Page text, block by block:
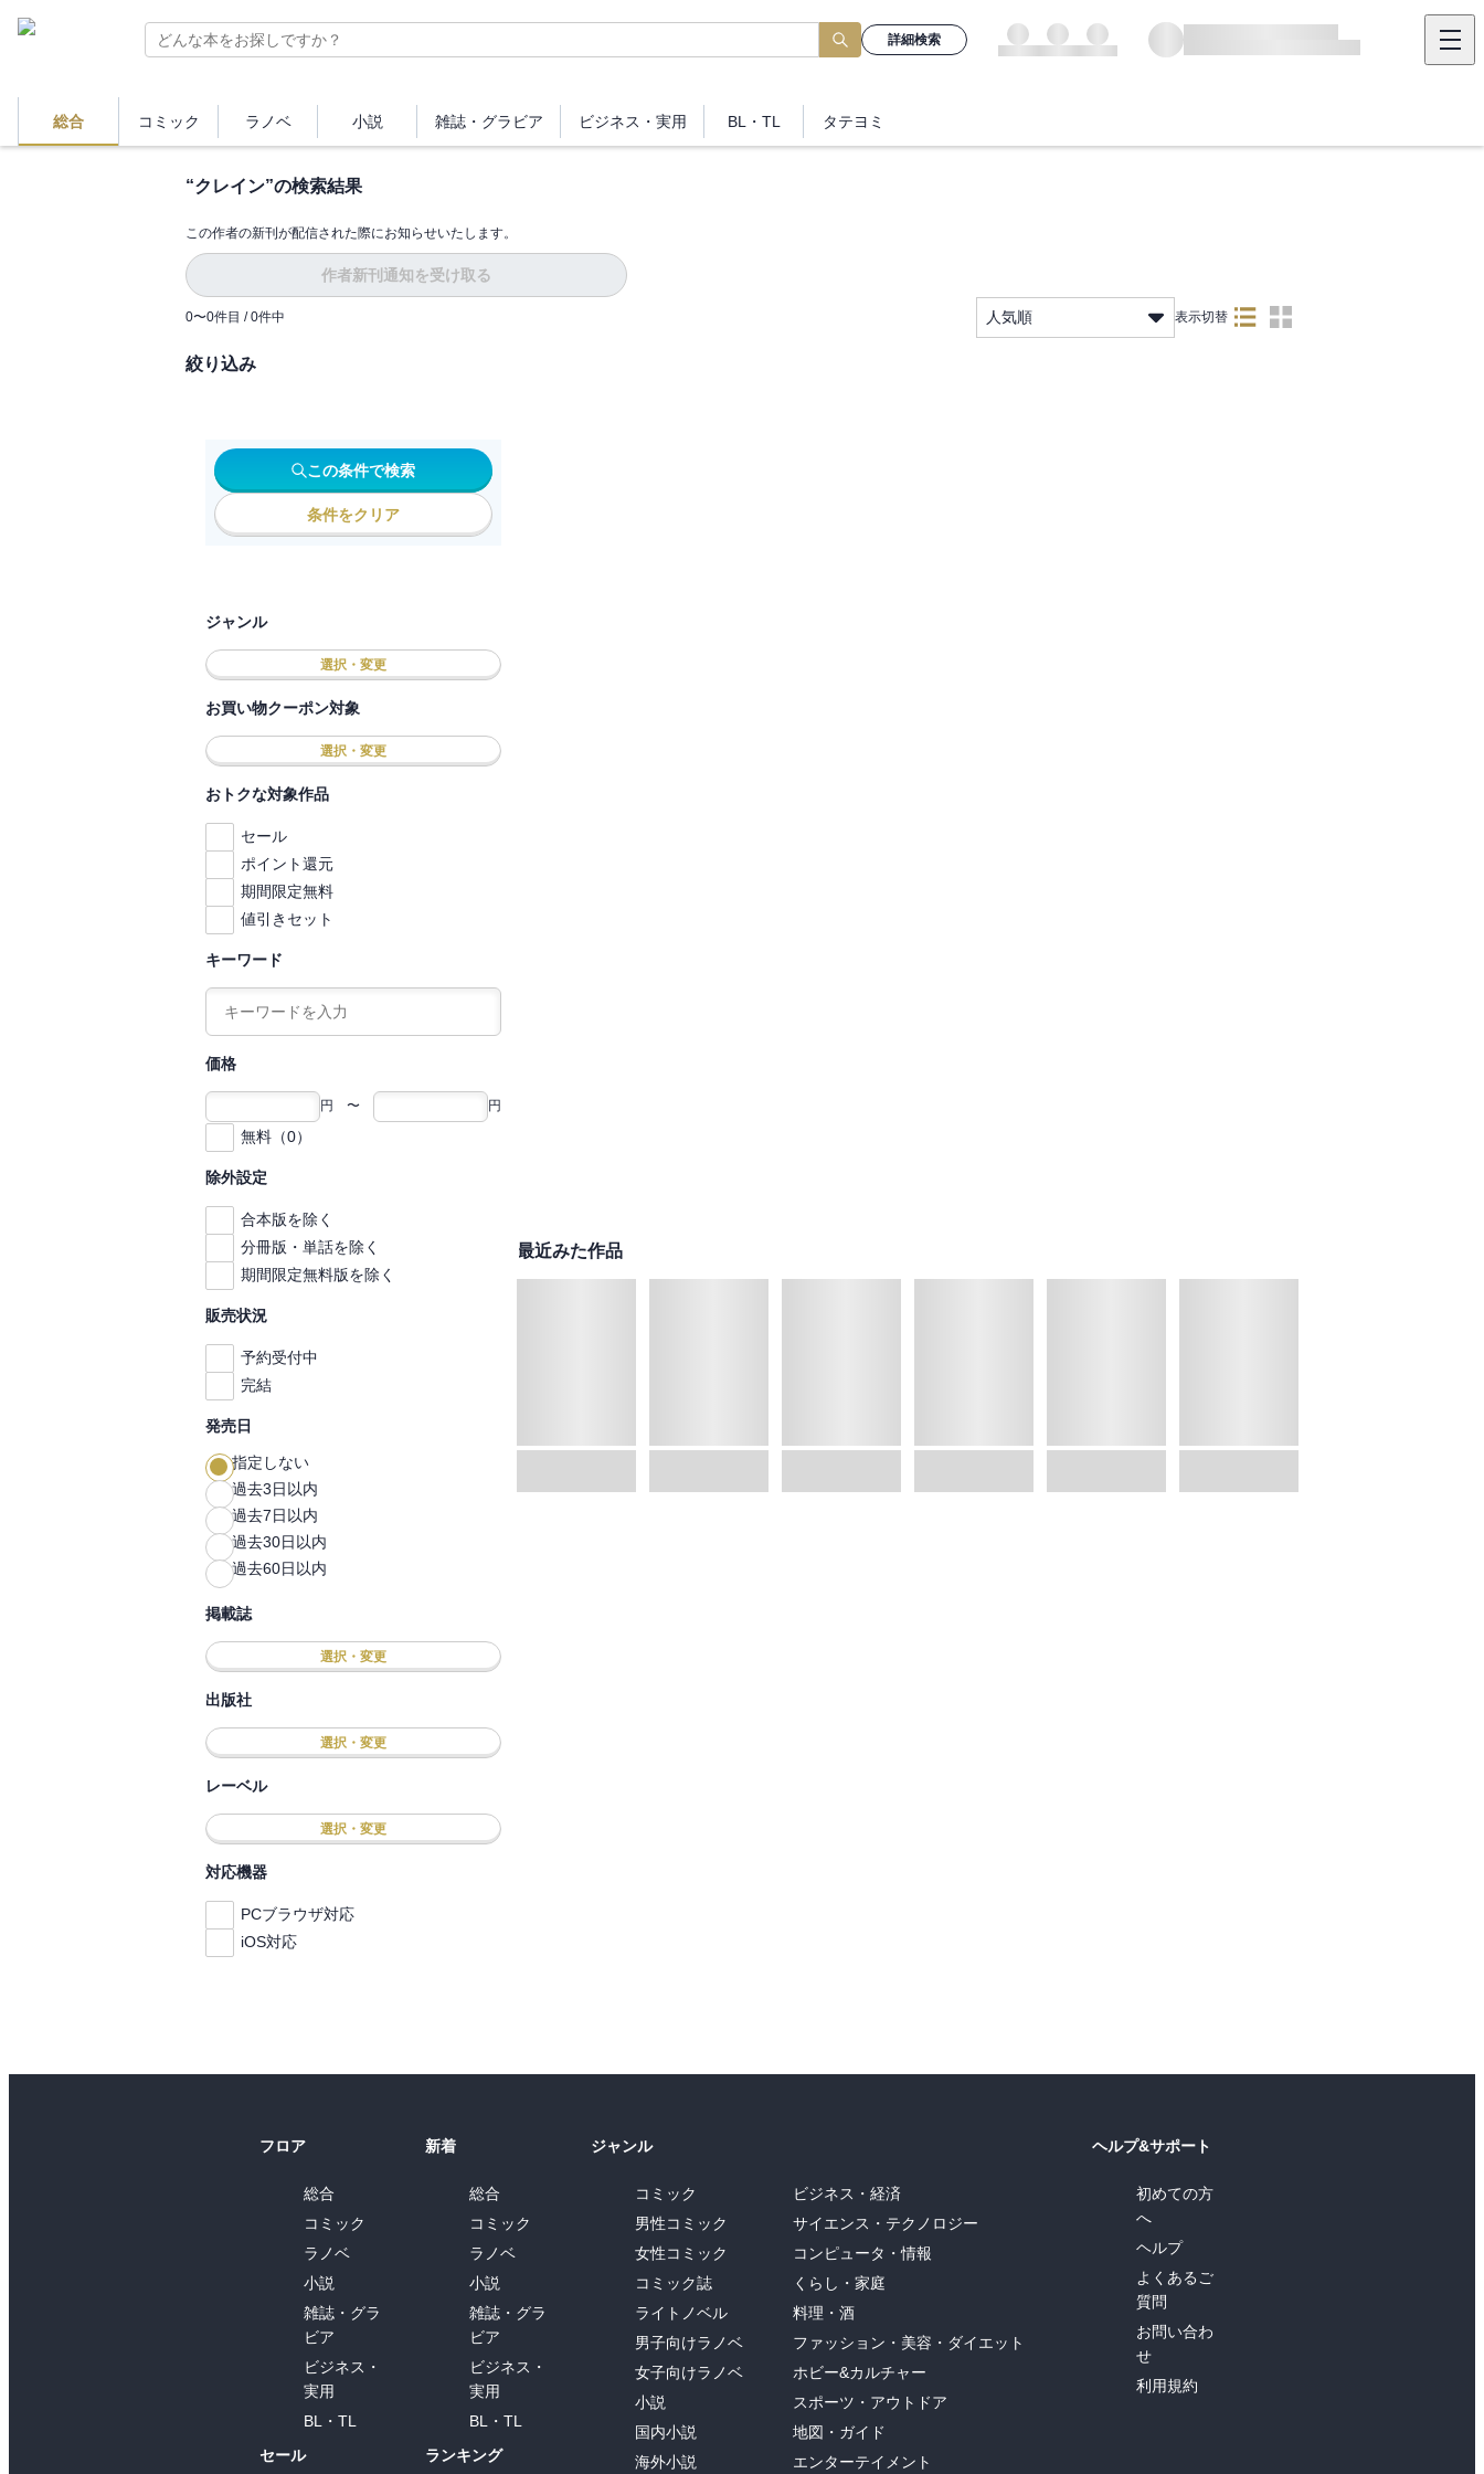
詳細検索
総合 コミック ラノベ 小説 雑誌・ グラビア ビジネス ・実用 BL・TL タテヨミ
“クレイン”の検索結果
この作者の新刊が配信された際にお知らせいたします。
作者新刊通知を受け取る
0〜0件目 / 0件中 人気順 表示切替
絞り込み
この条件で検索
条件をクリア
ジャンル
選択・変更
お買い物クーポン対象
選択・変更
おトクな対象作品
セール
ポイント還元
期間限定無料
値引きセット
キーワード
価格
円 〜 円
無料（0）
除外設定
合本版を除く
分冊版・単話を除く
期間限定無料版を除く
販売状況
予約受付中
完結
発売日
指定しない
過去3日以内
過去7日以内
過去30日以内
過去60日以内
掲載誌
選択・変更
出版社
選択・変更
レーベル
選択・変更
対応機器
PCブラウザ対応
iOS対応
最近みた作品
フロア
総合
コミック
ラノベ
小説
雑誌・グラ
ビア
ビジネス・
実用
BL・TL
セール
新着
総合
コミック
ラノベ
小説
雑誌・グラ
ビア
ビジネス・
実用
BL・TL
ランキング
ジャンル
コミック
男性コミック
女性コミック
コミック誌
ライトノベル
男子向けラノベ
女子向けラノベ
小説
国内小説
海外小説
ビジネス・経済
サイエンス・テクノロジー
コンピュータ・情報
くらし・家庭
料理・酒
ファッション・美容・ダイエット
ホビー&カルチャー
スポーツ・アウトドア
地図・ガイド
エンターテイメント
ヘルプ&サポート
初めての方
へ
ヘルプ
よくあるご
質問
お問い合わ
せ
利用規約